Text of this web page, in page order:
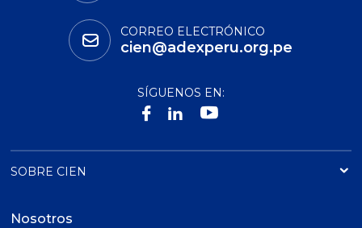
CORREO ELECTRÓNICO
cien@adexperu.org.pe
SÍGUENOS EN:
SOBRE CIEN
Nosotros